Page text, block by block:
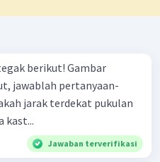
Gambar
jawablah pertanyaan-
kast...
Jawaban terverifikasi